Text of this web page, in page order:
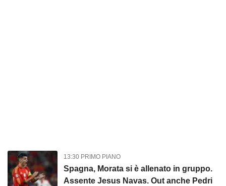
13:30 PRIMO PIANO
Spagna, Morata si è allenato in gruppo.
Assente Jesus Navas. Out anche Pedri